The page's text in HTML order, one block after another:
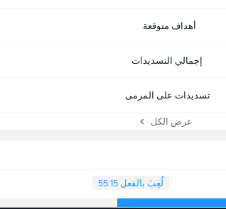
أهداف متوقعة
إجمالي التسديدات
تسديدات على المرمى
عرض الكل
لُعِبَ بالفعل 55:15